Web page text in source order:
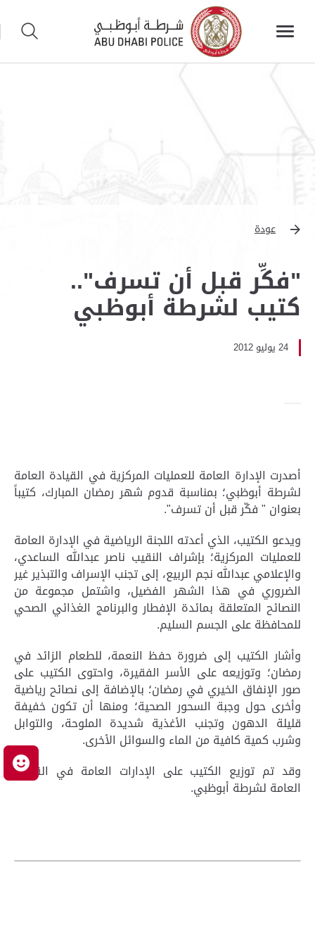
عودة
"فكِّر قبل أن تسرف"..
كتيب لشرطة أبوظبي
24 يوليو 2012
أصدرت الإدارة العامة للعمليات المركزية في القيادة العامة
لشرطة أبوظبي؛ بمناسبة قدوم شهر رمضان المبارك، كتيباً
بعنوان " فكّر قبل أن تسرف".
ويدعو الكتيب، الذي أعدته اللجنة الرياضية في الإدارة العامة
للعمليات المركزية؛ بإشراف النقيب ناصر عبدالله الساعدي،
والإعلامي عبدالله نجم الربيع، إلى تجنب الإسراف والتبذير غير
الضروري في هذا الشهر الفضيل، واشتمل مجموعة من
النصائح المتعلقة بمائدة الإفطار والبرنامج الغذائي الصحي
للمحافظة على الجسم السليم.
وأشار الكتيب إلى ضرورة حفظ النعمة، للطعام الزائد في
رمضان؛ وتوزيعه على الأسر الفقيرة، واحتوى الكتيب على
صور الإنفاق الخيري في رمضان؛ بالإضافة إلى نصائح رياضية
وأخرى حول وجبة السحور الصحية؛ ومنها أن تكون خفيفة
قليلة الدهون وتجنب الأغذية شديدة الملوحة، والتوابل
وشرب كمية كافية من الماء والسوائل الأخرى.
وقد تم توزيع الكتيب على الإدارات العامة في القيادة
العامة لشرطة أبوظبي.